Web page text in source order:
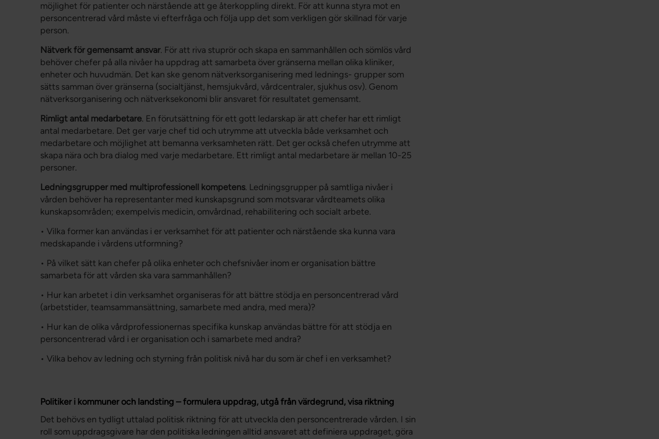
möjlighet för patienter och närstående att ge återkoppling direkt. För att kunna styra mot en
personcentrerad vård måste vi efterfråga och följa upp det som verkligen gör skillnad för varje
person.
Nätverk för gemensamt ansvar. För att riva stuprör och skapa en sammanhållen och sömlös vård
behöver chefer på alla nivåer ha uppdrag att samarbeta över gränserna mellan olika kliniker,
enheter och huvudmän. Det kan ske genom nätverksorganisering med lednings- grupper som
sätts samman över gränserna (socialtjänst, hemsjukvård, vårdcentraler, sjukhus osv). Genom
nätverksorganisering och nätverksekonomi blir ansvaret för resultatet gemensamt.
Rimligt antal medarbetare. En förutsättning för ett gott ledarskap är att chefer har ett rimligt
antal medarbetare. Det ger varje chef tid och utrymme att utveckla både verksamhet och
medarbetare och möjlighet att bemanna verksamheten rätt. Det ger också chefen utrymme att
skapa nära och bra dialog med varje medarbetare. Ett rimligt antal medarbetare är mellan 10-25
personer.
Ledningsgrupper med multiprofessionell kompetens. Ledningsgrupper på samtliga nivåer i
vården behöver ha representanter med kunskapsgrund som motsvarar vårdteamets olika
kunskapsområden; exempelvis medicin, omvårdnad, rehabilitering och socialt arbete.
• Vilka former kan användas i er verksamhet för att patienter och närstående ska kunna vara
medskapande i vårdens utformning?
• På vilket sätt kan chefer på olika enheter och chefsnivåer inom er organisation bättre
samarbeta för att vården ska vara sammanhållen?
• Hur kan arbetet i din verksamhet organiseras för att bättre stödja en personcentrerad vård
(arbetstider, teamsammansättning, samarbete med andra, med mera)?
• Hur kan de olika vårdprofessionernas specifika kunskap användas bättre för att stödja en
personcentrerad vård i er organisation och i samarbete med andra?
• Vilka behov av ledning och styrning från politisk nivå har du som är chef i en verksamhet?
Politiker i kommuner och landsting – formulera uppdrag, utgå från värdegrund, visa riktning
Det behövs en tydligt uttalad politisk riktning för att utveckla den personcentrerade vården. I sin
roll som uppdragsgivare har den politiska ledningen alltid ansvaret att definiera uppdraget, göra